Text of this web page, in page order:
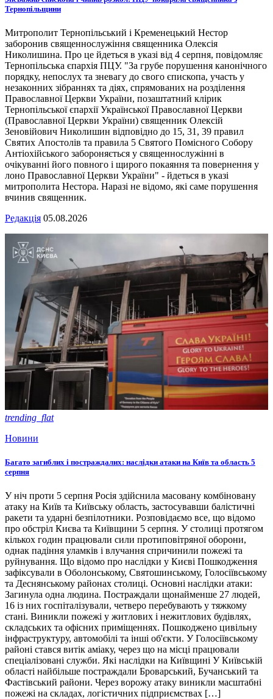
Тернопільщини
Митрополит Тернопільський і Кременецький Нестор
заборонив священнослужіння священника Олексія
Николишина. Про це йдеться в указі від 4 серпня, повідомляє
Тернопільська єпархія ПЦУ. "За грубе порушення канонічного
порядку, непослух та зневагу до свого єпископа, участь у
незаконних зібраннях та діях, спрямованих на розділення
Православної Церкви України, позаштатний клірик
Тернопільської єпархії Української Православної Церкви
(Православної Церкви України) священник Олексій
Зеновійович Николишин відповідно до 15, 31, 39 правил
Святих Апостолів та правила 5 Святого Помісного Собору
Антіохійського забороняється у священнослужінні в
очікуванні його повного і щирого покаяння та повернення у
лоно Православної Церкви України" - йдеться в указі
митрополита Нестора. Наразі не відомо, які саме порушення
вчинив священник.
Редакція 05.08.2026
trending_flat
Новини
Багато загиблих і постраждалих: наслідки атаки на Київ та область 5
серпня
У ніч проти 5 серпня Росія здійснила масовану комбіновану
атаку на Київ та Київську область, застосувавши балістичні
ракети та ударні безпілотники. Розповідаємо все, що відомо
про обстріл Києва та Київщини 5 серпня. У столиці протягом
кількох годин працювали сили протиповітряної оборони,
однак падіння уламків і влучання спричинили пожежі та
руйнування. Що відомо про наслідки у Києві Пошкодження
зафіксували в Оболонському, Святошинському, Голосіївському
та Деснянському районах столиці. Основні наслідки атаки:
Загинула одна людина. Постраждали щонайменше 27 людей,
16 із них госпіталізували, четверо перебувають у тяжкому
стані. Виникли пожежі у житлових і нежитлових будівлях,
складських та офісних приміщеннях. Пошкоджено цивільну
інфраструктуру, автомобілі та інші об'єкти. У Голосіївському
районі стався витік аміаку, через що на місці працювали
спеціалізовані служби. Які наслідки на Київщині У Київській
області найбільше постраждали Броварський, Бучанський та
Фастівський райони. Через ворожу атаку виникли масштабні
пожежі на складах, логістичних підприємствах […]